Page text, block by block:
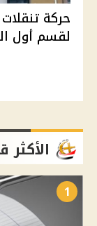
حركة
لقسم أول
الأكثر
1